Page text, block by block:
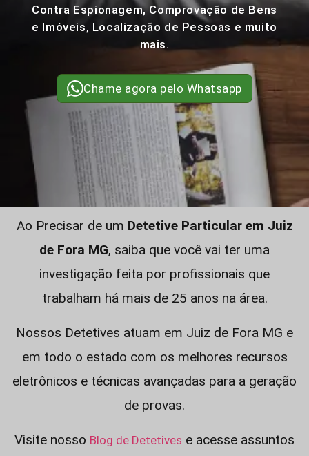
Contra Espionagem, Comprovação de Bens
e Imóveis, Localização de Pessoas e muito
mais.
Chame agora pelo Whatsapp
Ao Precisar de um Detetive Particular em Juiz
de Fora MG, saiba que você vai ter uma
investigação feita por profissionais que
trabalham há mais de 25 anos na área.
Nossos Detetives atuam em Juiz de Fora MG e
em todo o estado com os melhores recursos
eletrônicos e técnicas avançadas para a geração
de provas.
Visite nosso Blog de Detetives e acesse assuntos